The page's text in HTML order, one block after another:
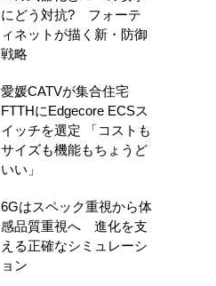
にどう対抗? フォーテ
ィネットが描く新・防御
戦略
愛媛CATVが集合住宅
FTTHにEdgecore ECSス
イッチを選定 「コストも
サイズも機能もちょうど
いい」
6Gはスペック重視から体
感品質重視へ 進化を支
える正確なシミュレーシ
ョン